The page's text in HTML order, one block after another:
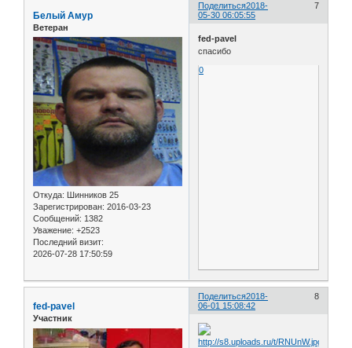
Поделиться 7
2018-
05-30 06:05:55
Белый Амур
Ветеран
Откуда: Шинников 25
Зарегистрирован: 2016-03-23
Сообщений: 1382
Уважение: +2523
Последний визит:
2026-07-28 17:50:59
fed-pavel
спасибо
0
Поделиться 8
2018-
06-01 15:08:42
fed-pavel
Участник